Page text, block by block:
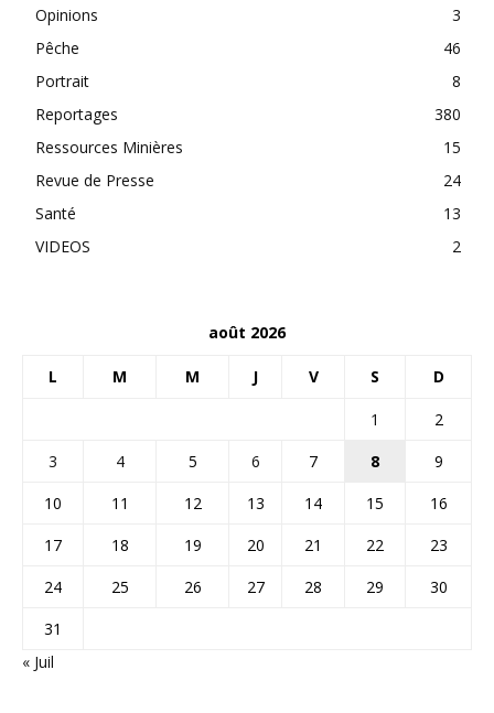
Opinions
3
Pêche
46
Portrait
8
Reportages
380
Ressources Minières
15
Revue de Presse
24
Santé
13
VIDEOS
2
août 2026
L M M J V S D
1
2
3
4 5 6 7 8
9
10
11 12 13 14 15
16
17
18 19 20 21 22
23
24
25 26 27 28 29
30
31
« Juil